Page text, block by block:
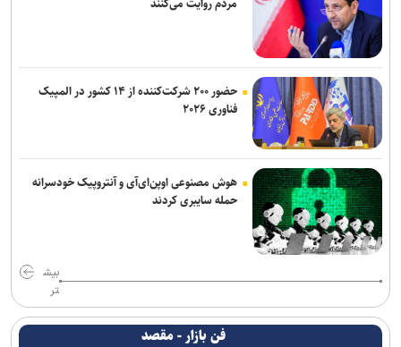
حضور ۲۰۰ شرکت‌کننده از ۱۴ کشور در المپیک
فناوری ۲۰۲۶
هوش مصنوعی اوپن‌ای‌آی و آنتروپیک خودسرانه
حمله سایبری کردند
بیش
تر
فن بازار - مقصد